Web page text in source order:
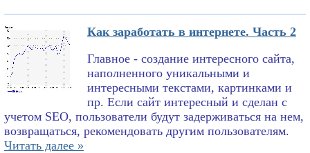
Как заработать в интернете. Часть 2
Главное - создание интересного сайта,
наполненного уникальными и
интересными текстами, картинками и
пр. Если сайт интересный и сделан с
учетом SEO, пользователи будут задерживаться на нем,
возвращаться, рекомендовать другим пользователям.
Читать далее »